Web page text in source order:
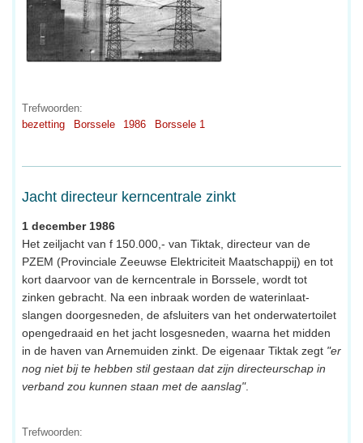
Trefwoorden:
bezetting
Borssele 1986 Borssele 1
Jacht directeur kerncentrale zinkt
1 december 1986
Het zeiljacht van f 150.000,- van Tiktak, directeur van de
PZEM (Provinciale Zeeuwse Elektriciteit Maatschappij) en tot
kort daarvoor van de kerncentrale in Borssele, wordt tot
zinken gebracht. Na een inbraak worden de waterinlaat-
slangen doorgesneden, de afsluiters van het onderwatertoilet
opengedraaid en het jacht losgesneden, waarna het midden
in de haven van Arnemuiden zinkt. De eigenaar Tiktak zegt "er
nog niet bij te hebben stil gestaan dat zijn directeurschap in
verband zou kunnen staan met de aanslag".
Trefwoorden: